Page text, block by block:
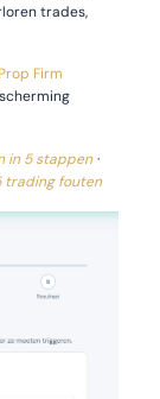
trades,
Prop Firm
in 5 stappen·
trading fouten